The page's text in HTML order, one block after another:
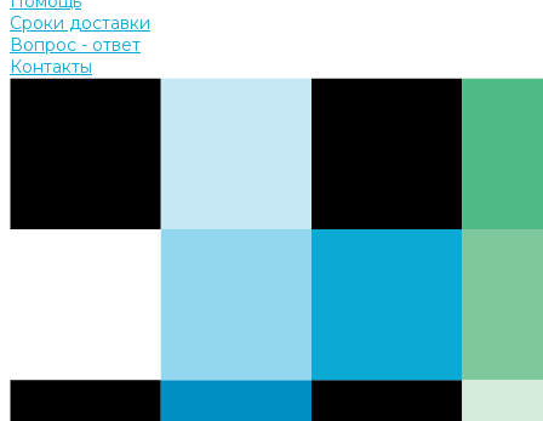
Сроки доставки
Вопрос - ответ
Контакты